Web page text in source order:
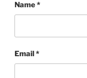
Name*
Email*